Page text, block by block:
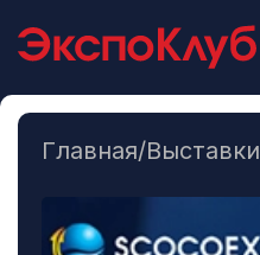
Главная/Выставки